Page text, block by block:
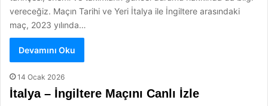
vereceğiz. Maçın Tarihi ve Yeri İtalya ile İngiltere arasındaki
maç, 2023 yılında…
Devamını Oku
14 Ocak 2026
İtalya – İngiltere Maçını Canlı İzle